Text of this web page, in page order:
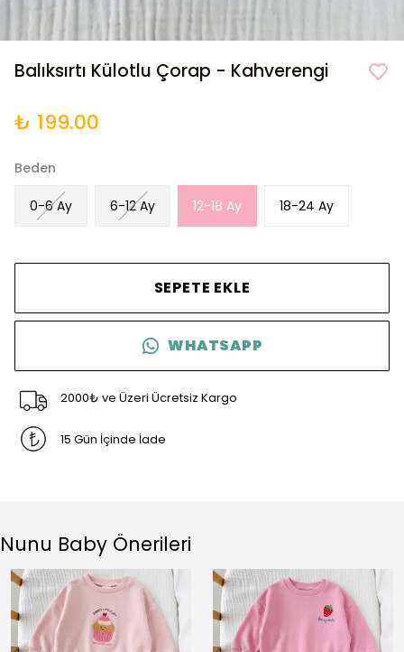
Balıksırtı Külotlu Çorap - Kahverengi
₺ 199.00
Beden
0-6 Ay 6-12 Ay 12-18 Ay 18-24 Ay
SEPETE EKLE
WHATSAPP
2000₺ ve Üzeri Ücretsiz Kargo
15 Gün İçinde İade
Nunu Baby Önerileri